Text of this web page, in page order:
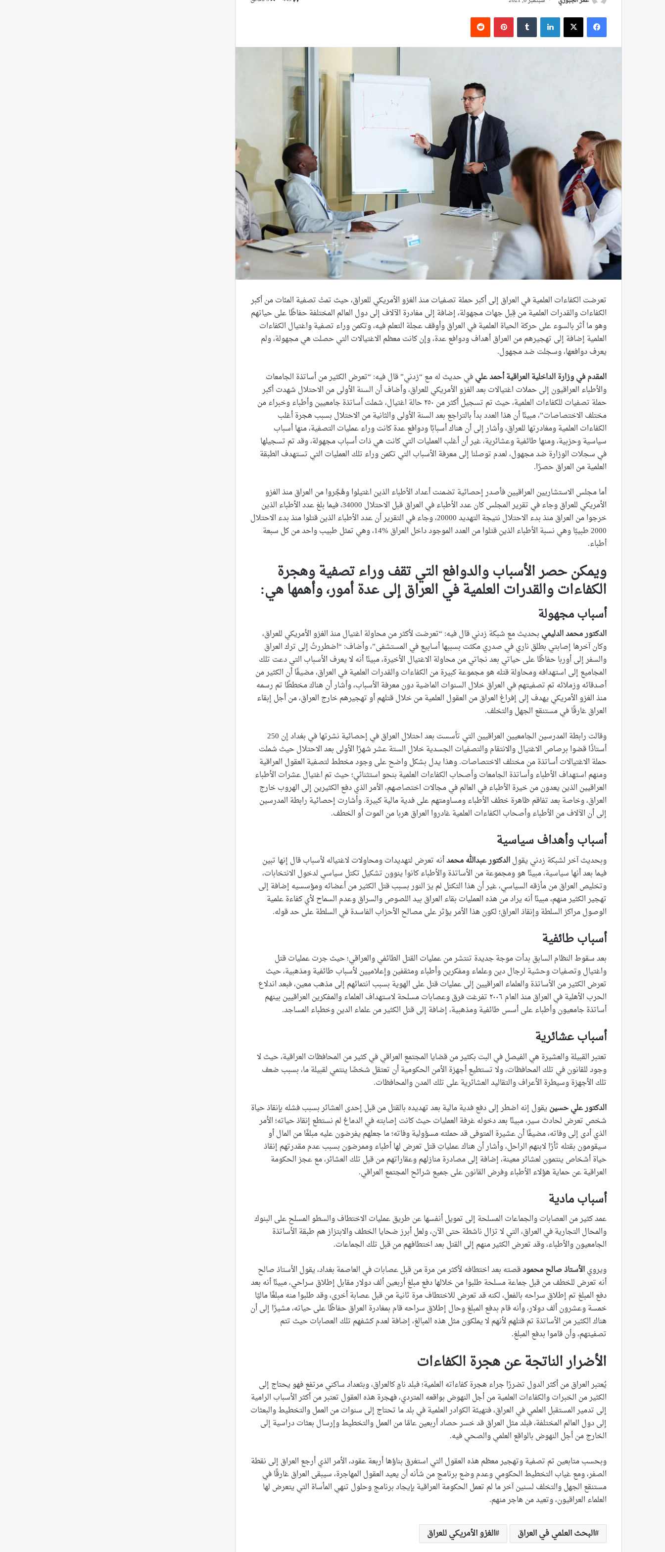
فيسبوك ‫X لينكدإن بينتيريست
تعرضت الكفاءات العلمية في العراق إلى أكبر حملة تصفيات منذ الغزو الأمريكي للعراق، حيث تمتْ تصفية المئات من أكبر
الكفاءات والقدرات العلمية من قِبل جهات مجهولة، إضافة إلى مغادرة الآلاف إلى دول العالم المختلفة حفاظًا على حياتهم
وهو ما أثر بالسوء على حركة الحياة العلمية في العراق وأوقف عجلة التعلم فيه، وتكمن وراء تصفية واغتيال الكفاءات
العلمية إضافة إلى تهجيرهم من العراق أهداف ودوافع عدة، وإن كانت معظم الاغتيالات التي حصلت هي مجهولة، ولم
يعرف دوافعها، وسجلت ضد مجهول.
المقدم في وزارة الداخلية العراقية أحمد عليفي حديث له مع “زدني” قال فيه: “تعرض الكثير من أساتذة الجامعات
والأطباء العراقيون إلى حملات اغتيالات بعد الغزو الأمريكي للعراق، وأضاف أن السنة الأولى من الاحتلال شهدت أكبر
حملة تصفيات للكفاءات العلمية، حيث تم تسجيل أكثر من ٢٥٠ حالة اغتيال، شملت أساتذة جامعيين وأطباء وخبراء من
مختلف الاختصاصات”، مبينًا أن هذا العدد بدأ بالتراجع بعد السنة الأولى والثانية من الاحتلال بسبب هجرة أغلب
الكفاءات العلمية ومغادرتها للعراق، وأشار إلى أن هناك أسبابًا ودوافع عدة كانت وراء عمليات التصفية، منها أسباب
سياسية وحزبية، ومنها طائفية وعشائرية، غير أن أغلب العمليات التي كانت هي ذات أسباب مجهولة، وقد تم تسجيلها
في سجلات الوزارة ضد مجهول، لعدم توصلنا إلى معرفة الأسباب التي تكمن وراء تلك العمليات التي تستهدف الطبقة
العلمية من العراق حصرًا.
أما مجلس الاستشاريين العراقيين فأصدر إحصائية تضمنت أعداد الأطباء الذين اغتيلوا وهُجِّروا من العراق منذ الغزو
الأمريكي للعراق وجاء في تقرير المجلس كان عدد الأطباء في العراق قبل الاحتلال 34000، فيما بلغ عدد الأطباء الذين
خرجوا من العراق منذ بدء الاحتلال نتيجة التهديد 20000، وجاء في التقرير أن عدد الأطباء الذين قتلوا منذ بدء الاحتلال
2000 طبيبًا وهي نسبة الأطباء الذين قتلوا من العدد الموجود داخل العراق %14، وهي تمثل طبيب واحد من كل سبعة
أطباء.
ويمكن حصر الأسباب والدوافع التي تقف وراء تصفية وهجرة
الكفاءات والقدرات العلمية في العراق إلى عدة أمور، وأهمها هي:
أسباب مجهولة
الدكتور محمد الدليمي بحديث مع شبكة زدني قال فيه: “تعرضت لأكثر من محاولة اغتيال منذ الغزو الأمريكي للعراق،
وكان آخرها إصابتي بطلق ناري في صدري مكثت بسببها أسابيع في المستشفى”، وأضاف: “اضطررتُ إلى ترك العراق
والسفر إلى أوربا حفاظًا على حياتي بعد نجاتي من محاولة الاغتيال الأخيرة، مبينًا أنه لا يعرف الأسباب التي دعت تلك
المجاميع إلى استهدافه ومحاولة قتله هو مجموعة كبيرة من الكفاءات والقدرات العلمية في العراق، مضيفًا أن الكثير من
أصدقائه وزملائه تم تصفيتهم في العراق خلال السنوات الماضية دون معرفة الأسباب، وأشار أن هناك مخططًا تم رسمه
منذ الغزو الأمريكي يهدف إلى إفراغ العراق من العقول العلمية من خلال قتلهم أو تهجيرهم خارج العراق، من أجل إبقاء
العراق غارقًا في مستنقع الجهل والتخلف.
وقالت رابطة المدرسين الجامعيين العراقيين التي تأسست بعد احتلال العراق في إحصائية نشرتها في بغداد إن 250
أستاذًا قضوا برصاص الاغتيال والانتقام والتصفيات الجسدية خلال الستة عشر شهرًا الأولى بعد الاحتلال حيث شملت
حملة الاغتيالات أساتذة من مختلف الاختصاصات. وهذا يدل بشكل واضح على وجود مخطط لتصفية العقول العراقية
ومنهم استهداف الأطباء وأساتذة الجامعات وأصحاب الكفاءات العلمية بنحو استثنائي؛ حيث تم اغتيال عشرات الأطباء
العراقيين الذين يعدون من خيرة الأطباء في العالم في مجالات اختصاصهم، الأمر الذي دفع الكثيرين إلى الهروب خارج
العراق، وخاصة بعد تفاقم ظاهرة خطف الأطباء ومساومتهم على فدية مالية كبيرة. وأشارت إحصائية رابطة المدرسين
إلى أن الآلاف من الأطباء وأصحاب الكفاءات العلمية غادروا العراق هربا من الموت أو الخطف.
أسباب وأهداف سياسية
وبحديث آخر لشبكة زدني يقولالدكتور عبدالله محمدأنه تعرض لتهديدات ومحاولات لاغتياله لأسباب قال إنها تبين
فيما بعد أنها سياسية، مبينًا هو ومجموعة من الأساتذة والأطباء كانوا ينوون تشكيل تكتل سياسي لدخول الانتخابات،
وتخليص العراق من مأزقه السياسي، غير أن هذا التكتل لم يرَ النور بسبب قتل الكثير من أعضائه ومؤسسيه إضافة إلى
تهجير الكثير منهم، مبينًا أنه يراد من هذه العمليات بقاء العراق بيد اللصوص والسراق وعدم السماح لأي كفاءة علمية
الوصول مراكز السلطة وإنقاذ العراق؛ لكون هذا الأمر يؤثر على مصالح الأحزاب الفاسدة في السلطة على حد قوله.
أسباب طائفية
بعد سقوط النظام السابق بدأت موجة جديدة تنتشر من عمليات القتل الطائفي والعراقي؛ حيث جرت عمليات قتل
واغتيال وتصفيات وحشية لرجال دين وعلماء ومفكرين وأطباء ومثقفين وإعلاميين لأسباب طائفية ومذهبية، حيث
تعرض الكثير من الأساتذة والعلماء العراقيين إلى عمليات قتل على الهوية بسبب انتمائهم إلى مذهب معين، فبعد اندلاع
الحرب الأهلية في العراق منذ العام ٢٠٠٦ تفرغت فرق وعصابات مسلحة لاستهداف العلماء والمفكرين العراقيين بينهم
أساتذة جامعيون وأطباء على أسس طائفية ومذهبية، إضافة إلى قتل الكثير من علماء الدين وخطباء المساجد.
أسباب عشائرية
تعتبر القبيلة والعشيرة هي الفيصل في البت بكثير من قضايا المجتمع العراقي في كثير من المحافظات العراقية، حيث لا
وجود للقانون في تلك المحافظات، ولا تستطيع أجهزة الأمن الحكومية أن تعتقل شخصًا ينتمي لقبيلة ما، بسبب ضعف
تلك الأجهزة وسيطرة الأعراف والتقاليد العشائرية على تلك المدن والمحافظات.
الدكتور علي حسينيقول إنه اضطر إلى دفع فدية مالية بعد تهديده بالقتل من قبل إحدى العشائر بسبب فشله بإنقاذ حياة
شخص تعرض لحادث سير، مبينًا بعد دخوله غرفة العمليات حيث كانت إصابته في الدماغ لم نستطع إنقاذ حياته؛ الأمر
الذي أدى إلى وفاته، مضيفًا أن عشيرة المتوفى قد حملته مسؤولية وفاته؛ ما جعلهم يفرضون عليه مبلغًا من المال أو
سيقومون بقتله ثأرًا لابنهم الراحل، وأشار أن هناك عملياتِ قتل تعرض لها أطباء وممرضون بسبب عدم مقدرتهم إنقاذ
حياة أشخاص ينتمون لعشائر معينة، إضافة إلى مصادرة منازلهم وعقاراتهم من قبل تلك العشائر، مع عجز الحكومة
العراقية عن حماية هؤلاء الأطباء وفرض القانون على جميع شرائح المجتمع العراقي.
أسباب مادية
عمد كثير من العصابات والجماعات المسلحة إلى تمويل أنفسها عن طريق عمليات الاختطاف والسطو المسلح على البنوك
والمحال التجارية في العراق، التي لا تزال ناشطة حتى الآن، ولعل أبرز ضحايا الخطف والابتزاز هم طبقة الأساتذة
الجامعيون والأطباء، وقد تعرض الكثير منهم إلى القتل بعد اختطافهم من قبل تلك الجماعات.
ويرويالأستاذ صالح محمودقصته بعد اختطافه لأكثر من مرة من قبل عصابات في العاصمة بغداد، يقول الأستاذ صالح
أنه تعرض للخطف من قبل جماعة مسلحة طلبوا من خلالها دفع مبلغ أربعين ألف دولار مقابل إطلاق سراحي، مبينًا أنه بعد
دفع المبلغ تم إطلاق سراحه بالفعل، لكنه قد تعرض للاختطاف مرة ثانية من قبل عصابة أخرى، وقد طلبوا منه مبلغًا ماليًا
خمسة وعشرون ألف دولار، وأنه قام بدفع المبلغ وحال إطلاق سراحه قام بمغادرة العراق حفاظًا على حياته، مشيرًا إلى أن
هناك الكثير من الأساتذة تم قتلهم لأنهم لا يملكون مثل هذه المبالغ، إضافة لعدم كشفهم تلك العصابات حيث تتم
تصفيتهم، وأن قاموا بدفع المبلغ.
الأضرار الناتجة عن هجرة الكفاءات
يُعتبر العراق من أكثر الدول تضررًا جراء هجرة كفاءاته العلمية؛ فبلد نامٍ كالعراق، وبتَعداد ساكني مرتفع فهو يحتاج إلى
الكثير من الخبرات والكفاءات العلمية من أجل النهوض بواقعه المتردي، فهجرة هذه العقول تعتبر من أكثر الأسباب الرامية
إلى تدمير المستقبل العلمي في العراق، فتهيئة الكوادر العلمية في بلد ما تحتاج إلى سنوات من العمل والتخطيط والبعثات
إلى دول العالم المختلفة، فبلد مثل العراق قد خسر حصاد أربعين عامًا من العمل والتخطيط وإرسال بعثات دراسية إلى
الخارج من أجل النهوض بالواقع العلمي والصحي فيه.
وبحسب متابعين تم تصفية وتهجير معظم هذه العقول التي استغرق بناؤها أربعة عقود، الأمر الذي أرجع العراق إلى نقطة
الصفر، ومع غياب التخطيط الحكومي وعدم وضع برنامج من شأنه أن يعيد العقول المهاجرة، سيبقى العراق غارقًا في
مستنقع الجهل والتخلف لسنين آخر ما لم تعمل الحكومة العراقية بإيجاد برنامج وحلول تنهي المأساة التي يتعرض لها
العلماء العراقيون، وتعيد من هاجر منهم.
البحث العلمي في العراق الغزو الأمريكي للعراق